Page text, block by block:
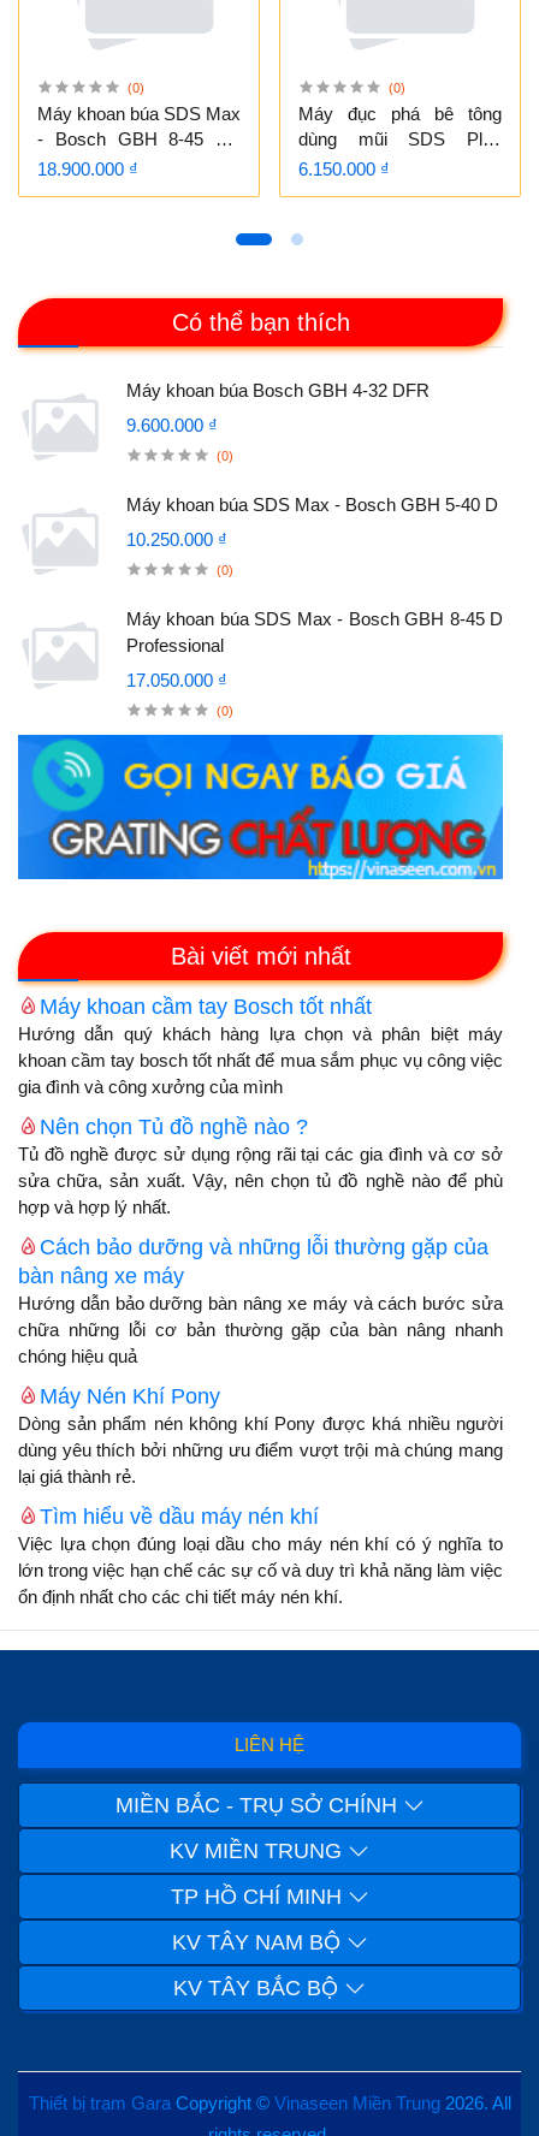
Có thể bạn thích
Máy khoan búa Bosch GBH 4-32 DFR
9.600.000 ₫
(0)
Máy khoan búa SDS Max - Bosch GBH 5-40 D
10.250.000 ₫
(0)
Máy khoan búa SDS Max - Bosch GBH 8-45 D
Professional
17.050.000 ₫
(0)
Bài viết mới nhất
Máy khoan cầm tay Bosch tốt nhất
Hướng dẫn quý khách hàng lựa chọn và phân biệt máy
khoan cầm tay bosch tốt nhất để mua sắm phục vụ công việc
gia đình và công xưởng của mình
Nên chọn Tủ đồ nghề nào ?
Tủ đồ nghề được sử dụng rộng rãi tại các gia đình và cơ sở
sửa chữa, sản xuất. Vậy, nên chọn tủ đồ nghề nào để phù
hợp và hợp lý nhất.
Cách bảo dưỡng và những lỗi thường gặp của
bàn nâng xe máy
Hướng dẫn bảo dưỡng bàn nâng xe máy và cách bước sửa
chữa những lỗi cơ bản thường gặp của bàn nâng nhanh
chóng hiệu quả
Máy Nén Khí Pony
Dòng sản phẩm nén không khí Pony được khá nhiều người
dùng yêu thích bởi những ưu điểm vượt trội mà chúng mang
lại giá thành rẻ.
Tìm hiểu về dầu máy nén khí
Việc lựa chọn đúng loại dầu cho máy nén khí có ý nghĩa to
lớn trong việc hạn chế các sự cố và duy trì khả năng làm việc
ổn định nhất cho các chi tiết máy nén khí.
(0)
Máy khoan búa SDS Max
- Bosch GBH 8-45 DV
Professional
18.900.000 ₫
(0)
Máy đục phá bê tông
dùng mũi SDS Plus
Bosch GSH3 E
6.150.000 ₫
LIÊN HỆ
MIỀN BẮC - TRỤ SỞ CHÍNH
KV MIỀN TRUNG
TP HỒ CHÍ MINH
KV TÂY NAM BỘ
KV TÂY BẮC BỘ
Thiết bị trạm GaraCopyright © Vinaseen Miền Trung2026. All